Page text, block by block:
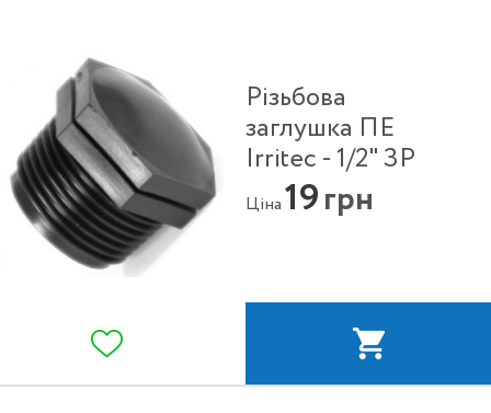
Різьбова
заглушка ПЕ
Irritec - 1/2" ЗР
Ціна19грн